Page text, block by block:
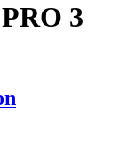
3